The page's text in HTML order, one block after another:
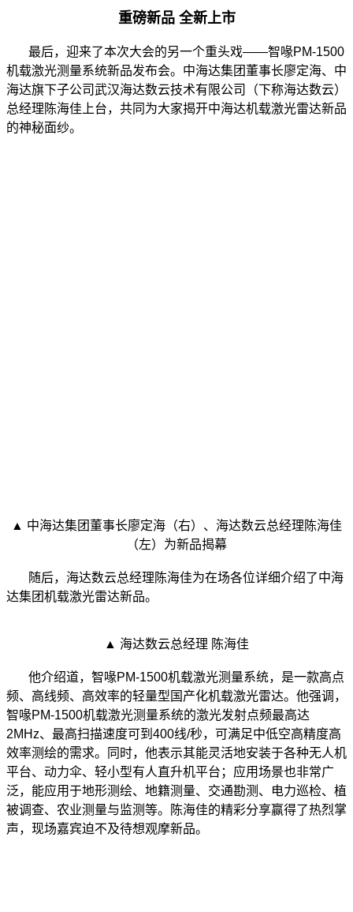
重磅新品 全新上市
最后，迎来了本次大会的另一个重头戏——智喙PM-1500
机载激光测量系统新品发布会。中海达集团董事长廖定海、中
海达旗下子公司武汉海达数云技术有限公司（下称海达数云）
总经理陈海佳上台，共同为大家揭开中海达机载激光雷达新品
的神秘面纱。
▲ 中海达集团董事长廖定海（右）、海达数云总经理陈海佳
（左）为新品揭幕
随后，海达数云总经理陈海佳为在场各位详细介绍了中海
达集团机载激光雷达新品。
▲ 海达数云总经理 陈海佳
他介绍道，智喙PM-1500机载激光测量系统，是一款高点
频、高线频、高效率的轻量型国产化机载激光雷达。他强调，
智喙PM-1500机载激光测量系统的激光发射点频最高达
2MHz、最高扫描速度可到400线/秒，可满足中低空高精度高
效率测绘的需求。同时，他表示其能灵活地安装于各种无人机
平台、动力伞、轻小型有人直升机平台；应用场景也非常广
泛，能应用于地形测绘、地籍测量、交通勘测、电力巡检、植
被调查、农业测量与监测等。陈海佳的精彩分享赢得了热烈掌
声，现场嘉宾迫不及待想观摩新品。